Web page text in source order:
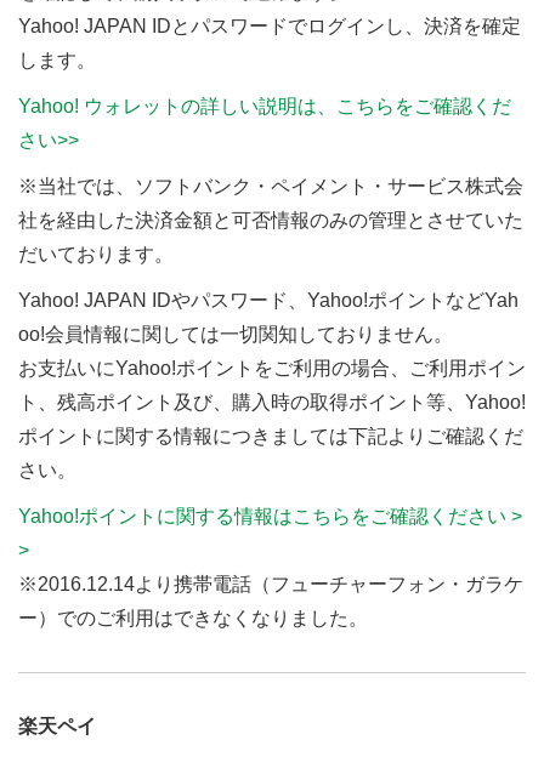
Yahoo! JAPAN IDとパスワードでログインし、決済を確定
します。
Yahoo! ウォレットの詳しい説明は、こちらをご確認くだ
さい>>
※当社では、ソフトバンク・ペイメント・サービス株式会
社を経由した決済金額と可否情報のみの管理とさせていた
だいております。
Yahoo! JAPAN IDやパスワード、Yahoo!ポイントなどYah
oo!会員情報に関しては一切関知しておりません。
お支払いにYahoo!ポイントをご利用の場合、ご利用ポイン
ト、残高ポイント及び、購入時の取得ポイント等、Yahoo!
ポイントに関する情報につきましては下記よりご確認くだ
さい。
Yahoo!ポイントに関する情報はこちらをご確認ください >
>
※2016.12.14より携帯電話（フューチャーフォン・ガラケ
ー）でのご利用はできなくなりました。
楽天ペイ